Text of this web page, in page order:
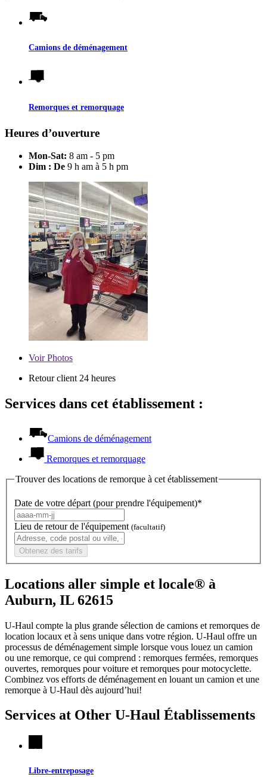
Camions de déménagement
Remorques et remorquage
Heures d’ouverture
Mon-Sat: 8 am - 5 pm
Dim : De 9 h am à 5 h pm
VoirPhotos
Retour client 24 heures
Services dans cet établissement :
Camions de déménagement
Remorques et remorquage
Trouver des locations de remorque à cet établissement
Date de votre départ (pour prendre l'équipement)*
Lieu de retour de l'équipement (facultatif)
Obtenez des tarifs
Locations aller simple et locale® à
Auburn, IL 62615
U-Haul compte la plus grande sélection de camions et remorques de
location locaux et à sens unique dans votre région. U-Haul offre un
processus de déménagement simple lorsque vous louez un camion
ou une remorque, ce qui comprend : remorques fermées, remorques
ouvertes, remorques pour voiture et remorques pour motocyclette.
Combinez vos efforts de déménagement en louant un camion et une
remorque à U-Haul dès aujourd’hui!
Services at Other U-Haul Établissements
Libre-entreposage